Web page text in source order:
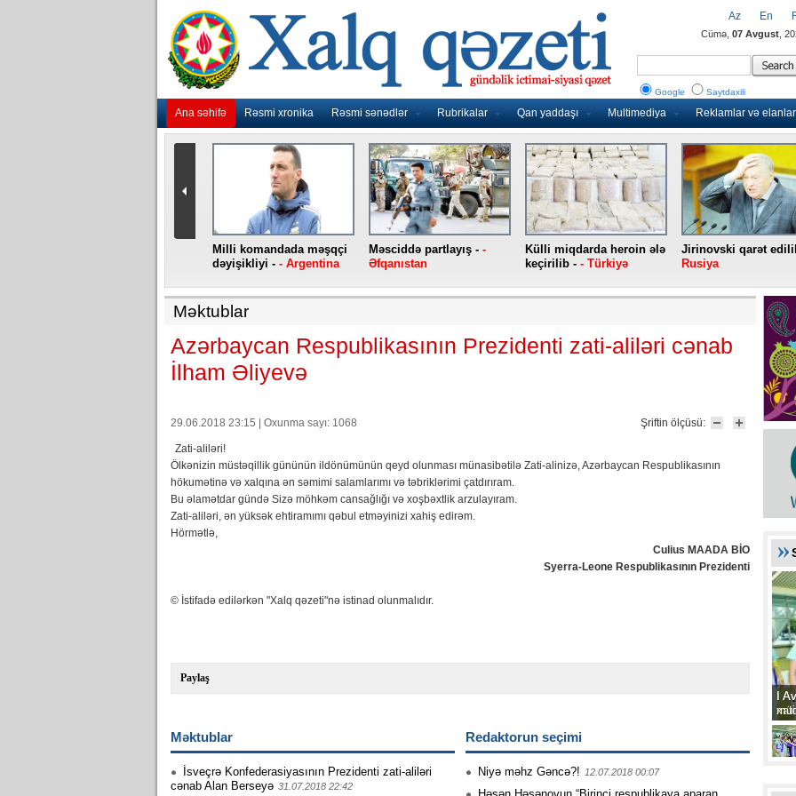
Ana səhifə Rəsmi xronika Rəsmi sənədlər Rubrikalar Qan yaddaşı Multimediya Reklamlar və elanlar
Az En
Cümə, 07 Avgust ,
Google Saytdaxili
Milli komandada məşqçi
dəyişikliyi - - Argentina
Məsciddə partlayış - -
Əfqanıstan
Külli miqdarda heroin ələ
keçirilib - - Türkiyə
Jirinovski qarət
Rusiya
Məktublar
Azərbaycan Respublikasının Prezidenti zati-aliləri cənab
İlham Əliyevə
Şriftin ölçüsü:
29.06.2018 23:15 | Oxunma sayı: 1068
Zati-aliləri!
Ölkənizin müstəqillik gününün ildönümünün qeyd olunması münasibətilə Zati-alinizə, Azərbaycan Respublikasının
hökumətinə və xalqına ən səmimi salamlarımı və təbriklərimi çatdırıram.
Bu əlamətdar gündə Sizə möhkəm cansağlığı və xoşbəxtlik arzulayıram.
Zati-aliləri, ən yüksək ehtiramımı qəbul etməyinizi xahiş edirəm.
Hörmətlə,
Culius MAADA BİO
Syerra-Leone Respublikasının Prezidenti
© İstifadə edilərkən "Xalq qəzeti"nə istinad olunmalıdır.
Paylaş
Məktublar
İsveçrə Konfederasiyasının Prezidenti zati-aliləri
cənab Alan Berseyə 31.07.2018 22:42
Redaktorun seçimi
Niyə məhz Gəncə?! 12.07.2018 00:07
II